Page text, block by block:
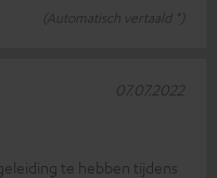
(Automatisch vertaald *)
te hebben tijdens
07.07.2022